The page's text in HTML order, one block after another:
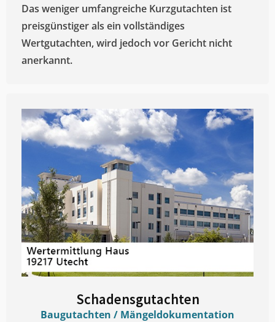
Das weniger umfangreiche Kurzgutachten ist
preisgünstiger als ein vollständiges
Wertgutachten, wird jedoch vor Gericht nicht
anerkannt.
Schadensgutachten
Baugutachten / Mängeldokumentation